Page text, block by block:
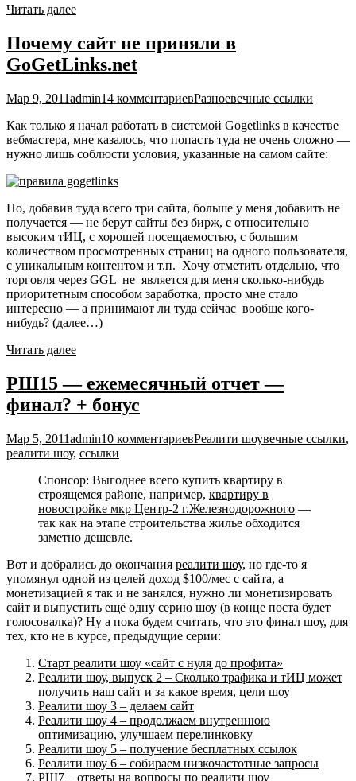
Читать далее
Почему сайт не приняли в
GoGetLinks.net
Мар 9, 2011admin14 комментариевРазноевечные ссылки
Как только я начал работать в системой Gogetlinks в качестве
вебмастера, мне казалось, что попасть туда не очень сложно —
нужно лишь соблюсти условия, указанные на самом сайте:
Но, добавив туда всего три сайта, больше у меня добавить не
получается — не берут сайты без бирж, с относительно
высоким тИЦ, с хорошей посещаемостью, с большим
количеством просмотренных страниц на одного пользователя,
с уникальным контентом и т.п. Хочу отметить отдельно, что
торговля через GGL не является для меня сколько-нибудь
приоритетным способом заработка, просто мне стало
интересно — а принимают ли туда сейчас вообще кого-
нибудь? (далее…)
Читать далее
РШ15 — ежемесячный отчет —
финал? + бонус
Мар 5, 2011admin10 комментариевРеалити шоувечные ссылки,
реалити шоу, ссылки
Спонсор: Выгоднее всего купить квартиру в
строящемся районе, например, квартиру в
новостройке мкр Центр-2 г.Железнодорожного —
так как на этапе строительства жилье обходится
заметно дешевле.
Вот и добрались до окончания реалити шоу, но где-то я
упомянул одной из целей доход $100/мес с сайта, а
монетизацией я так и не занялся, нужно ли монетизировать
сайт и выпустить ещё одну серию шоу (в конце поста будет
голосовалка)? Ну а пока будем считать, что это финал шоу, для
тех, кто не в курсе, предыдущие серии:
Старт реалити шоу «сайт с нуля до профита»
Реалити шоу, выпуск 2 – Сколько трафика и тИЦ может
получить наш сайт и за какое время, цели шоу
Реалити шоу 3 – делаем сайт
Реалити шоу 4 – продолжаем внутреннюю
оптимизацию, улучшаем перелинковку
Реалити шоу 5 – получение бесплатных ссылок
Реалити шоу 6 – собираем низкочастотные запросы
РШ7 – ответы на вопросы по реалити шоу